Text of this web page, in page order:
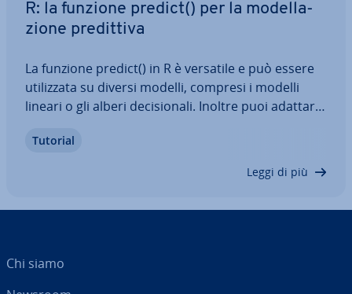
R: la funzione predict() per la mo­del­la­
zio­ne pre­dit­ti­va
La funzione predict() in R è versatile e può essere
uti­liz­za­ta su diversi modelli, compresi i modelli
lineari o gli alberi de­ci­sio­na­li. Inoltre puoi adattare
esempio è possibile definire in­ter­val­li di con­fi­den­za
Tutorial
Leggi di più
Chi siamo